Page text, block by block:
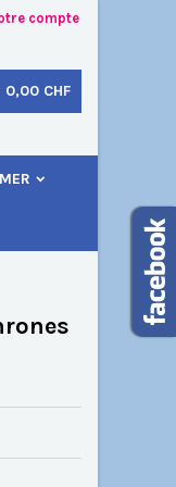
compte
CHF